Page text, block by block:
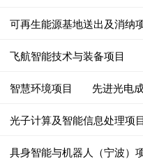
可再生能源基地送出及消纳
飞航智能技术与装备项目
智慧环境项目 先进光电
光子计算及智能信息处理项目
具身智能与机器人（宁波）